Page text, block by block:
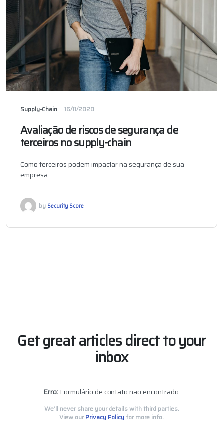
Supply-Chain 16/11/2020
Avaliação de riscos de segurança de
terceiros no supply-chain
Como terceiros podem impactar na segurança de sua
empresa.
by Security Score
Get great articles direct to your
inbox
Erro:Formulário de contato não encontrado.
We’ll never share your details with third parties.
View ourPrivacy Policy for more info.